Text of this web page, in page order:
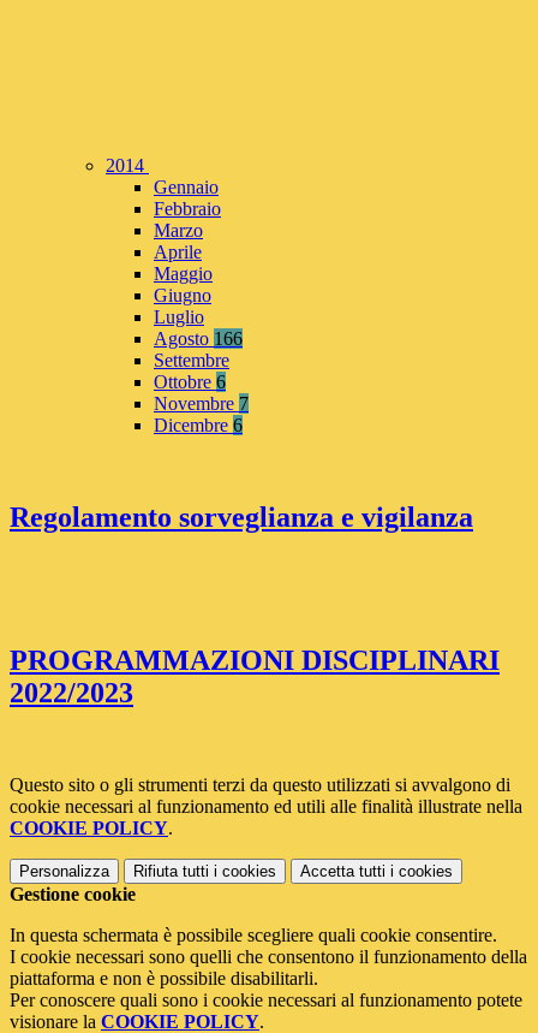
2014
Gennaio
Febbraio
Marzo
Aprile
Maggio
Giugno
Luglio
Agosto 166
Settembre
Ottobre 6
Novembre 7
Dicembre 6
Regolamento sorveglianza e vigilanza
PROGRAMMAZIONI DISCIPLINARI
2022/2023
Questo sito o gli strumenti terzi da questo utilizzati si avvalgono di
cookie necessari al funzionamento ed utili alle finalità illustrate nella
COOKIE POLICY.
Personalizza Rifiuta tutti i cookies Accetta tutti i cookies
Gestione cookie
In questa schermata è possibile scegliere quali cookie consentire.
I cookie necessari sono quelli che consentono il funzionamento della
piattaforma e non è possibile disabilitarli.
Per conoscere quali sono i cookie necessari al funzionamento potete
visionare la COOKIE POLICY.